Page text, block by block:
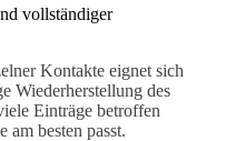
vollständiger
Kontakte eignet sich
Wiederherstellung des
Einträge betroffen
am besten passt.